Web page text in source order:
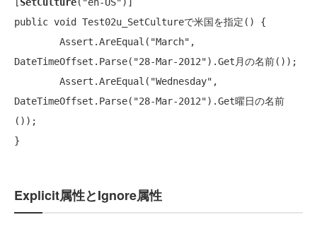
public void Test02u_SetCultureで米国を指定() {
Assert .AreEqual( "March"
DateTimeOffset .Parse( "28-Mar-2012").Get月の名前());
Assert .AreEqual( "Wednesday"
DateTimeOffset .Parse( "28-Mar-2012").Get曜日の名前
());
}
Explicit属性とIgnore属性